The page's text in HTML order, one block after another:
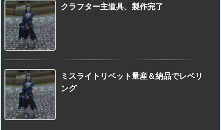
クラフター主道具、製作完了
ミスライトリベット量産＆納品でレベリ
ング